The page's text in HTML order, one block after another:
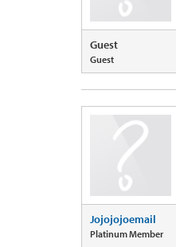
Guest
Guest
Jojojojoemail
Platinum Member